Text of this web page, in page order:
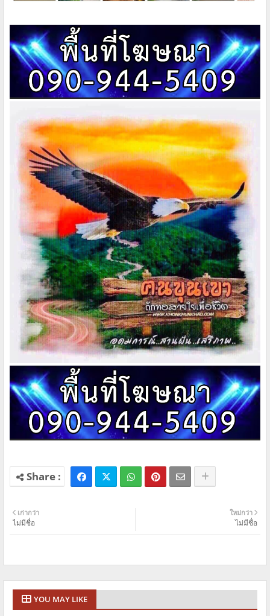
ใหม่กว่า
ไม่มีชื่อ
เก่ากว่า
ไม่มีชื่อ
YOU MAY LIKE